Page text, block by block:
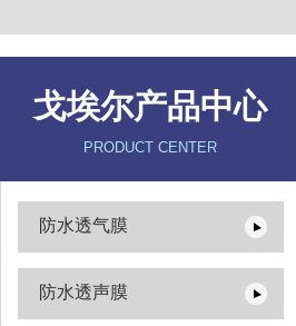
戈埃尔产品中心
PRODUCT CENTER
防水透气膜
防水透声膜